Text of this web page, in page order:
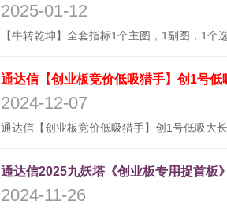
2025-01-12
通达信【创业板竞价低吸猎手】创1号
2024-12-07
通达信2025九妖塔《创业板专用捉首板
2024-11-26